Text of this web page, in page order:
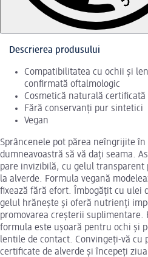
Descrierea produsului
Compatibilitatea cu ochii și
confirmată oftalmologic
Cosmetică naturală certificată
Fără conservanți pur sintetici
Vegan
Sprâncenele pot părea neîngrijite
dumneavoastră să vă dați seama.
pare invizibilă, cu gelul transparent
la alverde. Formula vegană
fixează fără efort. Îmbogățit cu ulei
gelul hrănește și oferă nutrienți
promovarea creșterii suplimentare.
formula este ușoară pentru ochi și
lentile de contact. Convingeți-vă cu
certificate de alverde și începeți